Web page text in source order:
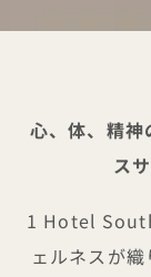
心、体、精神
ス
1 Hotel
ェルネスが